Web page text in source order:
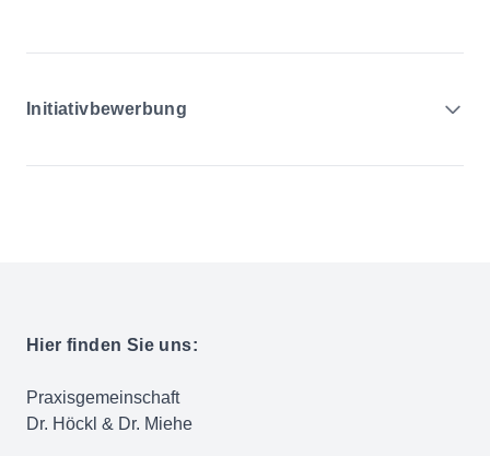
Initiativbewerbung
Hier finden Sie uns:
Praxisgemeinschaft
Dr. Höckl & Dr. Miehe